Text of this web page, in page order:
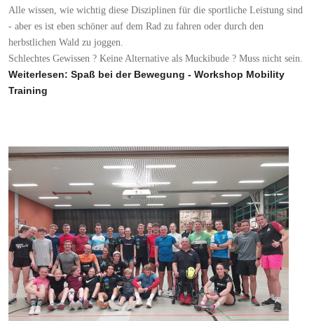
Alle wissen, wie wichtig diese Disziplinen für die sportliche Leistung sind
- aber es ist eben schöner auf dem Rad zu fahren oder durch den
herbstlichen Wald zu joggen.
Schlechtes Gewissen ? Keine Alternative als Muckibude ? Muss nicht sein.
Weiterlesen: Spaß bei der Bewegung - Workshop Mobility
Training